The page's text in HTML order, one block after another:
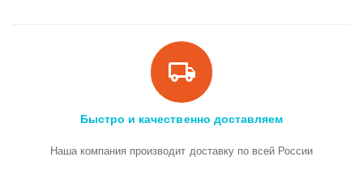
Быстро и качественно доставляем
Наша компания производит доставку по всей России